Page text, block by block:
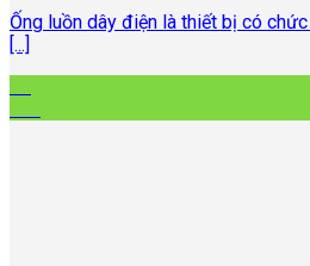
Ống luồn dây điện là thiết bị có
[...]